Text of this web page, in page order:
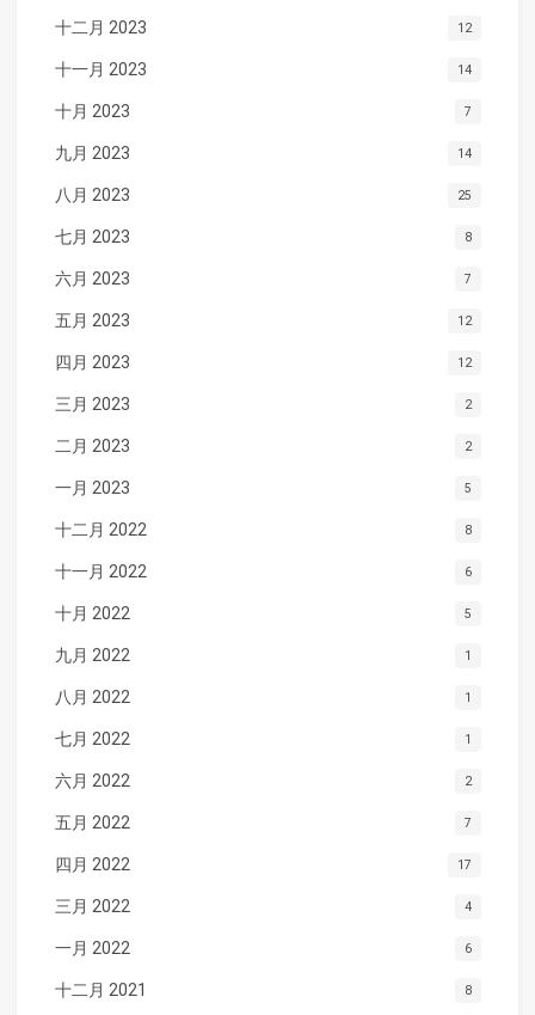
十二月 2023 12
十一月 2023 14
十月 2023 7
九月 2023 14
八月 2023 25
七月 2023 8
六月 2023 7
五月 2023 12
四月 2023 12
三月 2023 2
二月 2023 2
一月 2023 5
十二月 2022 8
十一月 2022 6
十月 2022 5
九月 2022 1
八月 2022 1
七月 2022 1
六月 2022 2
五月 2022 7
四月 2022 17
三月 2022 4
一月 2022 6
十二月 2021 8